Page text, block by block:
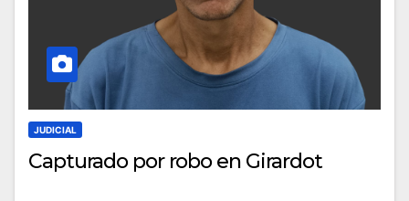
JUDICIAL
Capturado por robo en Girardot